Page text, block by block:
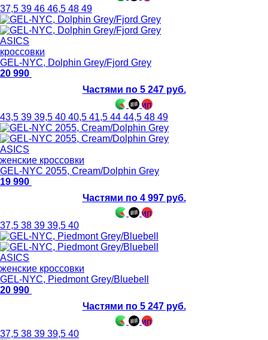
37,5 39 46 46,5 48 49
ASICS
кроссовки
GEL-NYC, Dolphin Grey/Fjord Grey
20 990
Частями по 5 247 руб.
43,5 39 39,5 40 40,5 41,5 44 44,5 48 49
ASICS
женские кроссовки
GEL-NYC 2055, Cream/Dolphin Grey
19 990
Частями по 4 997 руб.
37,5 38 39 39,5 40
ASICS
женские кроссовки
GEL-NYC, Piedmont Grey/Bluebell
20 990
Частями по 5 247 руб.
37,5 38 39 39,5 40